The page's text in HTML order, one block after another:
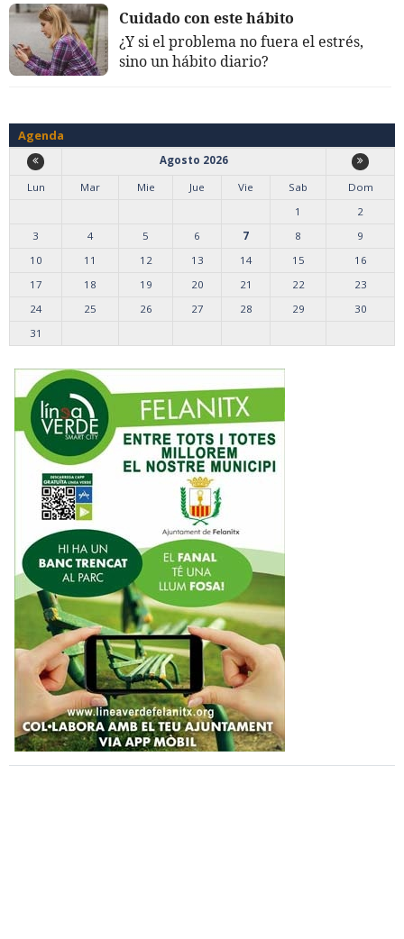
Cuidado con este hábito
¿Y si el problema no fuera el estrés,
sino un hábito diario?
Agenda
Agosto 2026
Lun
Mar Mie Jue Vie Sab
Dom
1
2
3
4 5 6 7 8
9
10
11 12 13 14 15
16
17
18 19 20 21 22
23
24
25 26 27 28 29
30
31